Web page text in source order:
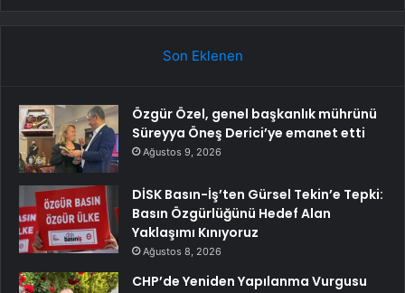
Son Eklenen
Özgür Özel, genel başkanlık mührünü
Süreyya Öneş Derici’ye emanet etti
Ağustos 9, 2026
DİSK Basın-İş’ten Gürsel Tekin’e Tepki:
Basın Özgürlüğünü Hedef Alan
Yaklaşımı Kınıyoruz
Ağustos 8, 2026
CHP’de Yeniden Yapılanma Vurgusu